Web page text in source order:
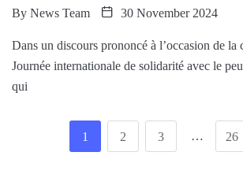
By News Team 30 November 2024
Dans un discours prononcé à l’occasion de la
Journée internationale de solidarité avec le
qui
1 2 3 … 26